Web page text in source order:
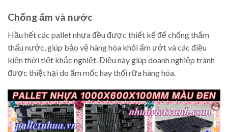
Chống ẩm và nước
Hầu hết các pallet nhựa đều được thiết kế để chống thẩm
thấu nước, giúp bảo vệ hàng hóa khỏi ẩm ướt và các điều
kiện thời tiết khắc nghiệt. Điều này giúp doanh nghiệp tránh
được thiệt hại do ẩm mốc hay thối rữa hàng hóa.